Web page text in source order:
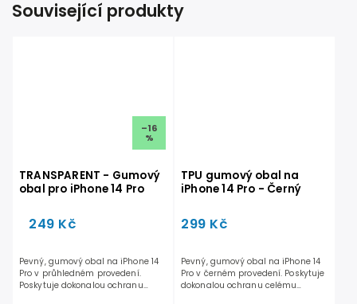
Související produkty
–16
%
TRANSPARENT - Gumový
obal pro iPhone 14 Pro
249 Kč
Pevný, gumový obal na iPhone 14
Pro v průhledném provedení.
Poskytuje dokonalou ochranu
TPU gumový obal na
iPhone 14 Pro - Černý
299 Kč
Pevný, gumový obal na iPhone 14
Pro v černém provedení. Poskytuje
dokonalou ochranu celému